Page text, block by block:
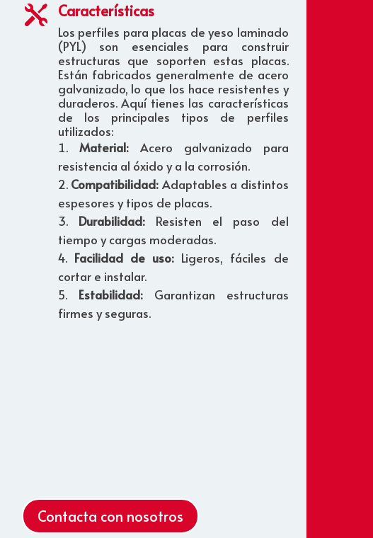
 Características
Los perfiles para placas de yeso laminado
(PYL) son esenciales para construir
estructuras que soporten estas placas.
Están fabricados generalmente de acero
galvanizado, lo que los hace resistentes y
duraderos. Aquí tienes las características
de los principales tipos de perfiles
utilizados:
Material:Acero galvanizado para
resistencia al óxido y a la corrosión.
Compatibilidad: Adaptables a distintos
espesores y tipos de placas.
Durabilidad:Resisten el paso del
tiempo y cargas moderadas.
Facilidad de uso: Ligeros, fáciles de
cortar e instalar.
Estabilidad:Garantizan estructuras
firmes y seguras.
Contacta con nosotros